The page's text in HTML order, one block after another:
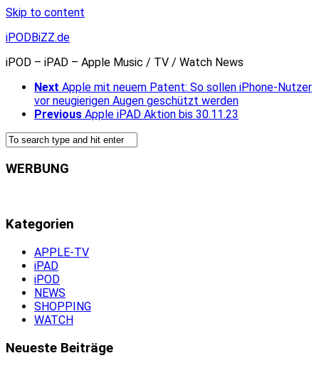
Skip to content
iPODBiZZ.de
iPOD – iPAD – Apple Music / TV / Watch News
Next Apple mit neuem Patent: So sollen iPhone-Nutzer
vor neugierigen Augen geschützt werden
Previous Apple iPAD Aktion bis 30.11.23
WERBUNG
Kategorien
APPLE-TV
iPAD
iPOD
NEWS
SHOPPING
WATCH
Neueste Beiträge